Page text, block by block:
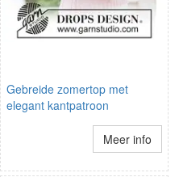
Gebreide zomertop met
elegant kantpatroon
Meer info